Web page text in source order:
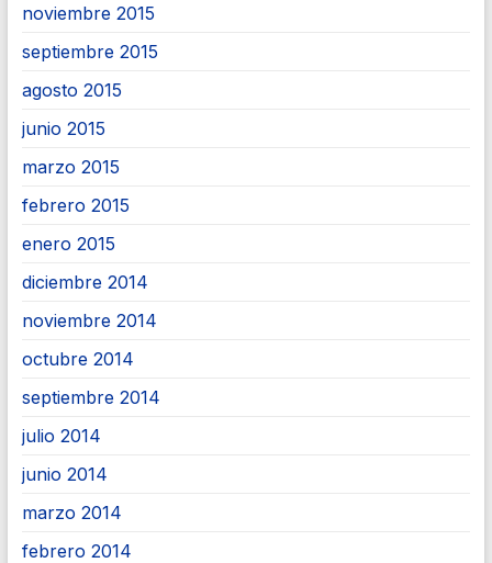
noviembre 2015
septiembre 2015
agosto 2015
junio 2015
marzo 2015
febrero 2015
enero 2015
diciembre 2014
noviembre 2014
octubre 2014
septiembre 2014
julio 2014
junio 2014
marzo 2014
febrero 2014